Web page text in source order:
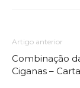
Artigo anterior
Combinação
Ciganas –